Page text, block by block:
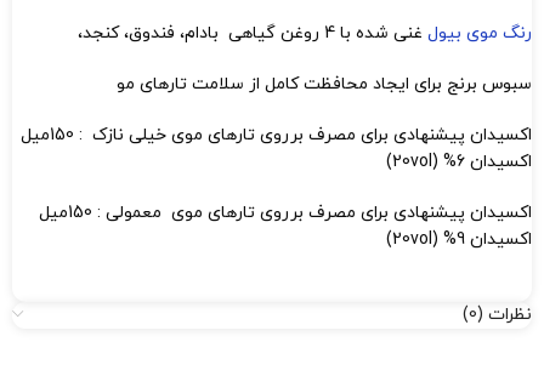
رنگ موی بیول غنی شده با 4 روغن گیاهی بادام، فندوق، کنجد،
سبوس برنج برای ایجاد محافظت کامل از سلامت تارهای مو
اکسیدان پیشنهادی برای مصرف برروی تارهای موی خیلی نازک : 150میل
اکسیدان 6% (20vol)
اکسیدان پیشنهادی برای مصرف برروی تارهای موی معمولی : 150میل
اکسیدان 9% (20vol)
نظرات (0)